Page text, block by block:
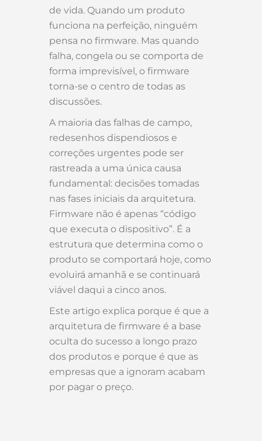
de vida. Quando um produto
funciona na perfeição, ninguém
pensa no firmware. Mas quando
falha, congela ou se comporta de
forma imprevisível, o firmware
torna-se o centro de todas as
discussões.
A maioria das falhas de campo,
redesenhos dispendiosos e
correções urgentes pode ser
rastreada a uma única causa
fundamental: decisões tomadas
nas fases iniciais da arquitetura.
Firmware não é apenas “código
que executa o dispositivo”. É a
estrutura que determina como o
produto se comportará hoje, como
evoluirá amanhã e se continuará
viável daqui a cinco anos.
Este artigo explica porque é que a
arquitetura de firmware é a base
oculta do sucesso a longo prazo
dos produtos e porque é que as
empresas que a ignoram acabam
por pagar o preço.